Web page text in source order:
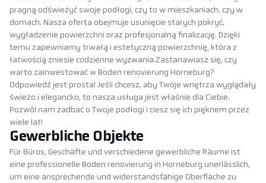
pragną odświeżyć swoje podłogi, czy to w mieszkaniach, czy w
domach. Nasza oferta obejmuje usunięcie starych pokryć,
wygładzenie powierzchni oraz profesjonalną finalizację. Dzięki
temu zapewniamy trwałą i estetyczną powierzchnię, która z
łatwością zniesie codzienne wyzwania.Zastanawiasz się, czy
warto zainwestować w Boden renovierung Horneburg?
Odpowiedź jest prosta! Jeśli chcesz, aby Twoje wnętrza wyglądały
świeżo i elegancko, to nasza usługa jest właśnie dla Ciebie.
Pozwól nam zadbać o Twoje podłogi i ciesz się ich pięknem przez
wiele lat!
Gewerbliche Objekte
Für Büros, Geschäfte und verschiedene gewerbliche Räume ist
eine professionelle Boden renovierung in Horneburg unerlässlich,
um eine ansprechende und widerstandsfähige Oberfläche zu